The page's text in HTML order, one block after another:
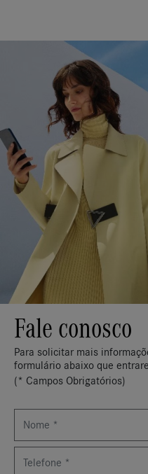
Fale conosco
Para solicitar mais
formulário abaixo que
(* Campos Obrigatórios)